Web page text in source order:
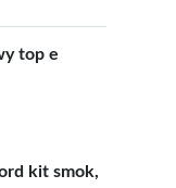
top e
kit smok,